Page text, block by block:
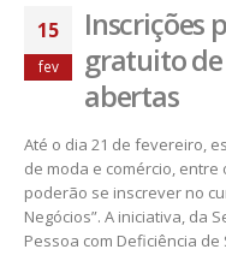
15
fev
Inscrições
gratuito
abertas
Até o dia 21 de fevereiro,
de moda e comércio,
poderão se inscrever no
Negócios”. A iniciativa, da
Pessoa com Deficiência de